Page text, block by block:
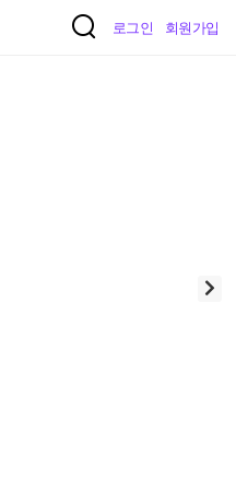
로그인 회원가입